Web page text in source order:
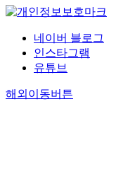
네이버 블로그
인스타그램
유튜브
해외이동버튼